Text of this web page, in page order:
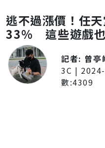
逃不過漲價！任
33% 這些遊戲
記者: 曾亭
3C |
數:4309